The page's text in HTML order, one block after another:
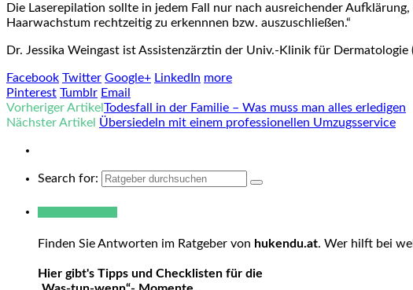
Die Laserepilation sollte in jedem Fall nur nach ausreichender
Haarwachstum rechtzeitig zu erkennnen bzw. auszuschließen.“
Dr. Jessika Weingast ist Assistenzärztin der Univ.-Klinik für
Facebook Twitter Google+ LinkedIn more
Pinterest Tumblr Email
Vorheriger Artikel Todesfall in der Familie – Was muss man alles erledigen
Nächster Artikel Übersiedeln mit einem professionellen Umzugsservice
Search for:
Finden Sie Antworten im Ratgeber von hukendu.at. Wer hilft bei
Hier gibt's Tipps und Checklisten für die